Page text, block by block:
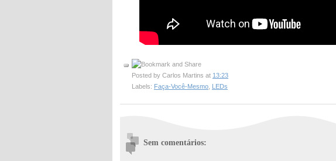
Posted by Carlos Martins at 13:23
Labels: Faça-Você-Mesmo, LEDs
Sem comentários: